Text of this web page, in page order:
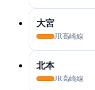
大宮
JR高崎線
北本
JR高崎線